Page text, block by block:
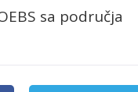
sa područja